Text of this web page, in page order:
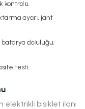
kontrolü.
ayarı, jant
doluluğu,
testi.
bisiklet ilanı